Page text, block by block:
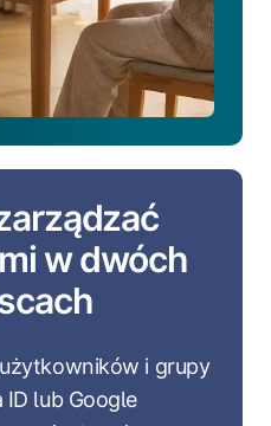
w dwóch
i grupy
lub Google